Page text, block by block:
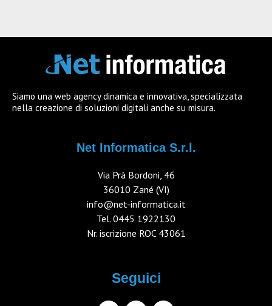
Siamo una web agency dinamica e innovativa, specializzata
nella creazione di soluzioni digitali anche su misura.
Net Informatica S.r.l.
Via Prà Bordoni, 46
36010 Zané (VI)
info@net-informatica.it
Tel. 0445 1922130
Nr. iscrizione ROC 43061
Seguici